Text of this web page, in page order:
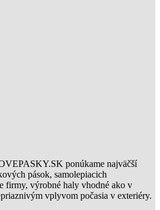
ponúkame najväčší
pások, samolepiacich
firmy, výrobné haly vhodné ako v
vplyvom počasia v exteriéry.